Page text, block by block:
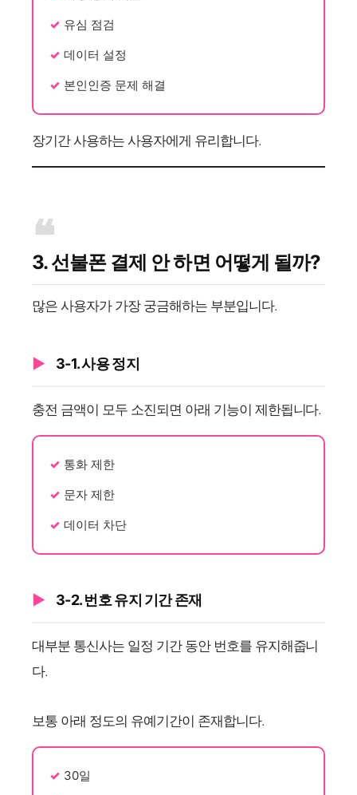
유심 점검
데이터 설정
본인인증 문제 해결
장기간 사용하는 사용자에게 유리합니다.
3. 선불폰 결제 안 하면 어떻게 될까?
많은 사용자가 가장 궁금해하는 부분입니다.
3-1. 사용 정지
충전 금액이 모두 소진되면 아래 기능이 제한됩니다.
통화 제한
문자 제한
데이터 차단
3-2. 번호 유지 기간 존재
대부분 통신사는 일정 기간 동안 번호를 유지해줍니
다.
보통 아래 정도의 유예기간이 존재합니다.
30일